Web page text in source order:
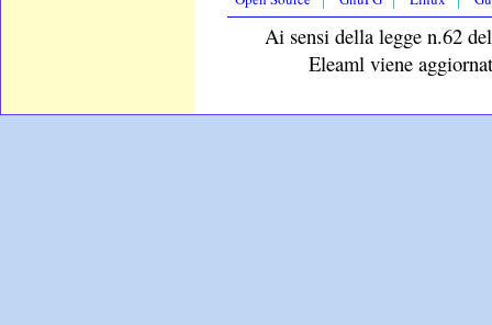
Ai sensi della legge n.62
Eleaml viene